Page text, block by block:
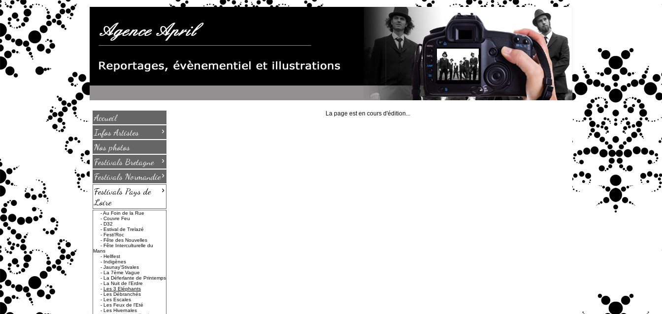
Accueil
Infos Artistes
›
Nos photos
Festivals Bretagne
›
Festivals Normandie›
Festivals Pays de
Loire
›
-Au Foin de la Rue
- Couvre Feu
- D32
- Estival de Trelazé
- Festi'Roc
- Fête des Nouvelles
- Fête Interculturelle du
Mans
- Hellfest
- Indigènes
- Jaunay'Stivales
- La 7ème Vague
- La Déferlante de Printemps
- La Nuit de l'Erdre
- Les 3 Eléphants
- Les Débranchés
- Les Escales
- Les Feux de l'Eté
- Les Hivernales
La page est en cours d'édition...